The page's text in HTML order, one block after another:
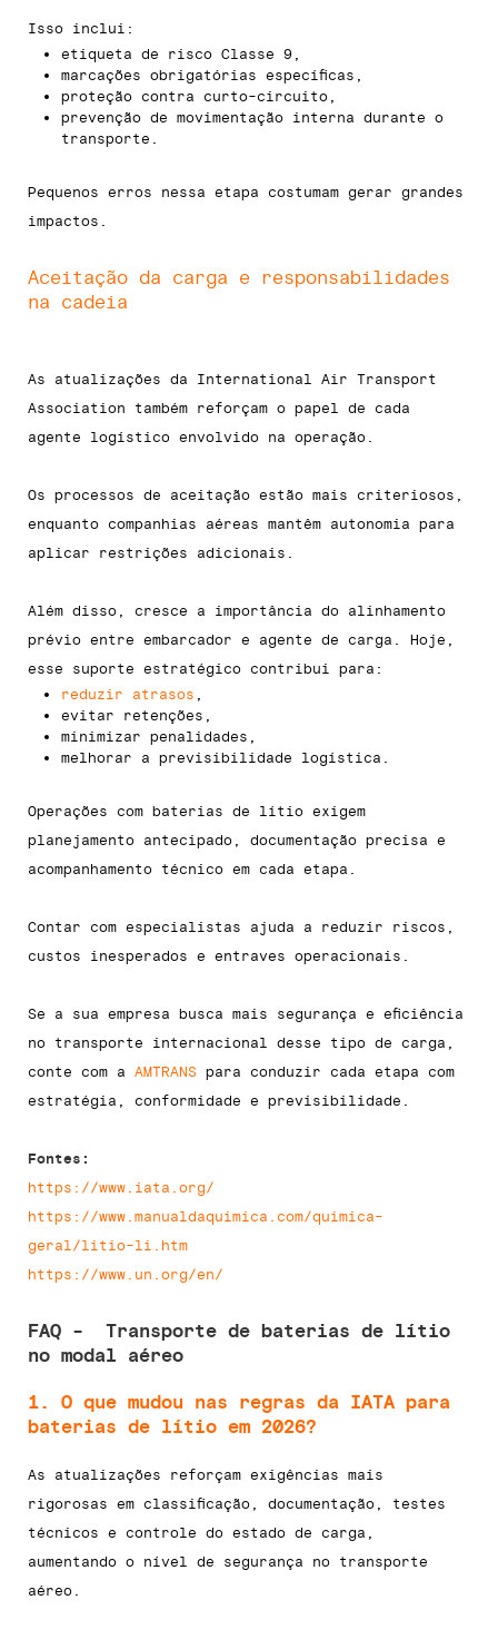
Isso inclui:
etiqueta de risco Classe 9,
marcações obrigatórias específicas,
proteção contra curto-circuito,
prevenção de movimentação interna durante o
transporte.
Pequenos erros nessa etapa costumam gerar grandes
impactos.
Aceitação da carga e responsabilidades
na cadeia
As atualizações da International Air Transport
Association também reforçam o papel de cada
agente logístico envolvido na operação.
Os processos de aceitação estão mais criteriosos,
enquanto companhias aéreas mantêm autonomia para
aplicar restrições adicionais.
Além disso, cresce a importância do alinhamento
prévio entre embarcador e agente de carga. Hoje,
esse suporte estratégico contribui para:
reduzir atrasos
evitar retenções,
minimizar penalidades,
melhorar a previsibilidade logística.
Operações com baterias de lítio exigem
planejamento antecipado, documentação precisa e
acompanhamento técnico em cada etapa.
Contar com especialistas ajuda a reduzir riscos,
custos inesperados e entraves operacionais.
Se a sua empresa busca mais segurança e eficiência
no transporte internacional desse tipo de carga,
conte com a AMTRANS para conduzir cada etapa com
estratégia, conformidade e previsibilidade.
Fontes:
https://www.iata.org/
https://www.manualdaquimica.com/quimica-
geral/litio-li.htm
https://www.un.org/en/
FAQ - Transporte de baterias de lítio
no modal aéreo
1. O que mudou nas regras da IATA para
baterias de lítio em 2026?
As atualizações reforçam exigências mais
rigorosas em classificação, documentação, testes
técnicos e controle do estado de carga,
aumentando o nível de segurança no transporte
aéreo.